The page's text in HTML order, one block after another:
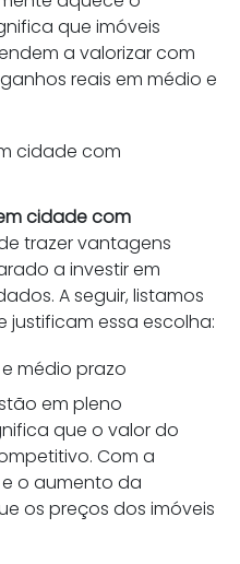
que imóveis
a valorizar com
reais em médio e
cidade com
cidade com
trazer vantagens
a investir em
A seguir, listamos
justificam essa escolha:
médio prazo
em pleno
que o valor do
Com a
o aumento da
os preços dos imóveis